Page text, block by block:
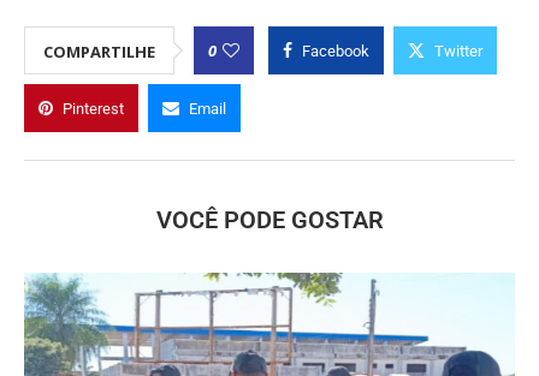
COMPARTILHE 0 Facebook Twitter
Pinterest Email
VOCÊ PODE GOSTAR